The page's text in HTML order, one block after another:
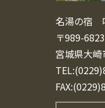
名湯の宿
〒989-6823
宮城県大